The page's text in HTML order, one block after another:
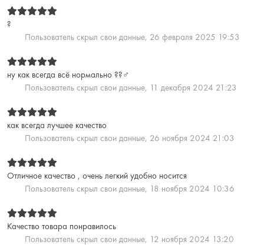
?
Пользователь скрыл свои данные, 26 февраля 2025 19:53
ну как всегда всё нормально ??♂️
Пользователь скрыл свои данные, 11 декабря 2024 21:23
как всегда лучшее качество
Пользователь скрыл свои данные, 26 ноября 2024 21:03
Отличное качество , очень легкий удобно носится
Пользователь скрыл свои данные, 18 ноября 2024 10:36
Качество товара понравилось
Пользователь скрыл свои данные, 12 ноября 2024 13:20